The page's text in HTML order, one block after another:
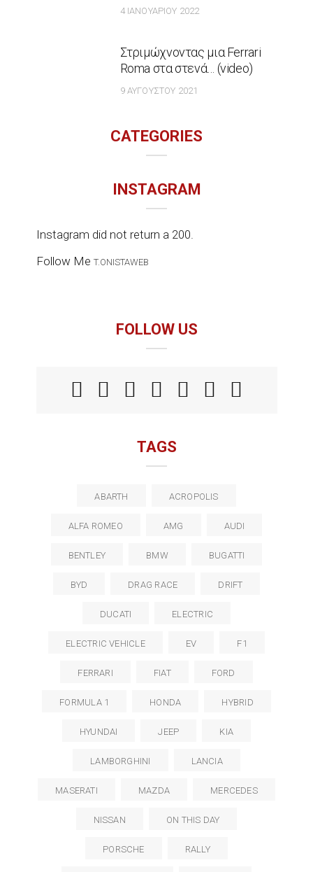
4 ΙΑΝΟΥΑΡΊΟΥ 2022
Στριμώχνοντας μια Ferrari
Roma στα στενά… (video)
9 ΑΥΓΟΎΣΤΟΥ 2021
CATEGORIES
INSTAGRAM
Instagram did not return a 200.
Follow Me T.ONISTAWEB
FOLLOW US
TAGS
ABARTH ACROPOLIS
ALFA ROMEO AMG AUDI
BENTLEY BMW BUGATTI
BYD DRAG RACE DRIFT
DUCATI ELECTRIC
ELECTRIC VEHICLE EV F1
FERRARI FIAT FORD
FORMULA 1 HONDA HYBRID
HYUNDAI JEEP KIA
LAMBORGHINI LANCIA
MASERATI MAZDA MERCEDES
NISSAN ON THIS DAY
PORSCHE RALLY